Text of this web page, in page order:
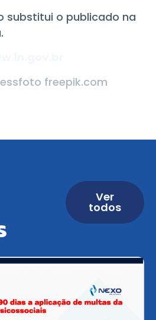
substitui o publicado na
freepik.com
Ver
todos